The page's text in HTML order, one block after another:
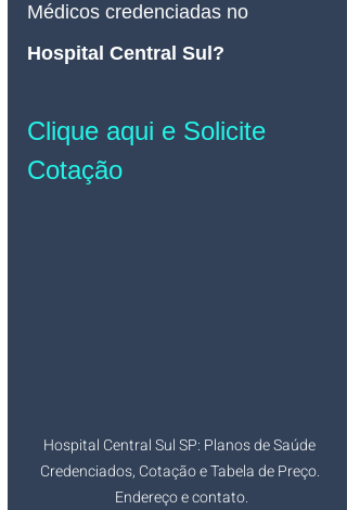
Médicos credenciadas no
Hospital Central Sul ?
Clique aqui e Solicite
Cotação
Hospital Central Sul SP: Planos de Saúde
Credenciados, Cotação e Tabela de Preço.
Endereço e contato.